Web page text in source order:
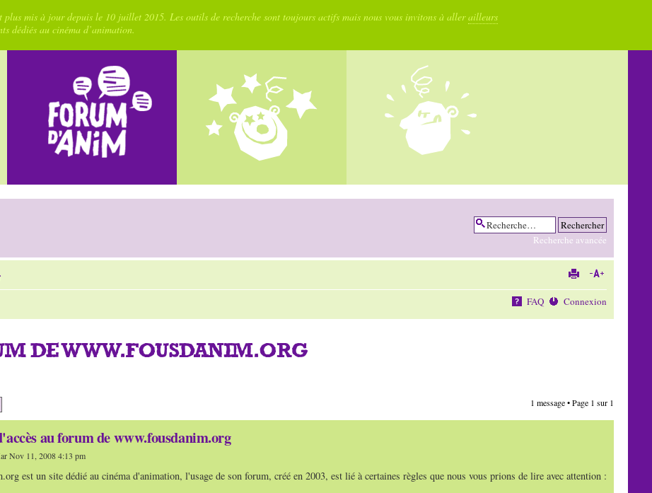
plus mis à jour depuis le 10 juillet 2015. Les outils de recherche sont toujours actifs mais nous vous invitons à allerailleurs
dédiés au cinéma d’animation.
Recherche avancée
FAQ Connexion
DE WWW.FOUSDANIM.ORG
1 message • Page 1 sur 1
au forum de www.fousdanim.org
Nov 11, 2008 4:13 pm
est un site dédié au cinéma d'animation, l'usage de son forum, créé en 2003, est lié à certaines règles que nous vous prions de lire avec attention :